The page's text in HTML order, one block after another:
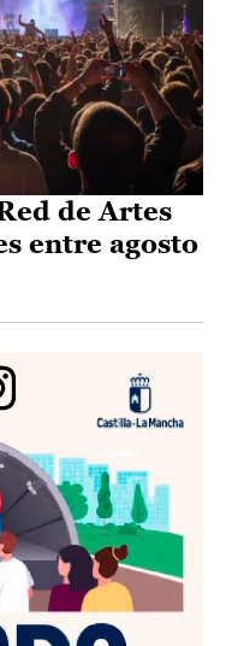
de Artes
entre agosto